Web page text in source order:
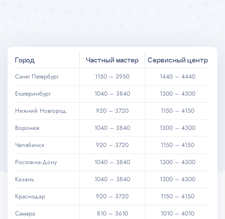
Город Частный мастер Сервисный центр
Санкт Петербург 1150 – 3950
1440 – 4440
Екатеринбург
1040 – 3840
1300 – 4300
Нижний Новгород
920 – 3720
1150 – 4150
Воронеж
1040 – 3840
1300 – 4300
Челябинск
920 – 3720
1150 – 4150
Ростов-на-Дону
1040 – 3840
1300 – 4300
Казань
1040 – 3840
1300 – 4300
Краснодар
920 – 3720
1150 – 4150
Самара
810 – 3610
1010 – 4010